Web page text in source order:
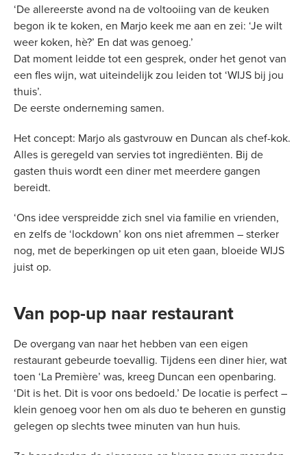
‘De allereerste avond na de voltooiing van de keuken
begon ik te koken, en Marjo keek me aan en zei: ‘Je wilt
weer koken, hè?’ En dat was genoeg.’
Dat moment leidde tot een gesprek, onder het genot van
een fles wijn, wat uiteindelijk zou leiden tot ‘WIJS bij jou
thuis’.
De eerste onderneming samen.
Het concept: Marjo als gastvrouw en Duncan als chef-kok.
Alles is geregeld van servies tot ingrediënten. Bij de
gasten thuis wordt een diner met meerdere gangen
bereidt.
‘Ons idee verspreidde zich snel via familie en vrienden,
en zelfs de ‘lockdown’ kon ons niet afremmen – sterker
nog, met de beperkingen op uit eten gaan, bloeide WIJS
juist op.
Van pop-up naar restaurant
De overgang van naar het hebben van een eigen
restaurant gebeurde toevallig. Tijdens een diner hier, wat
toen ‘La Première’ was, kreeg Duncan een openbaring.
‘Dit is het. Dit is voor ons bedoeld.’ De locatie is perfect –
klein genoeg voor hen om als duo te beheren en gunstig
gelegen op slechts twee minuten van hun huis.